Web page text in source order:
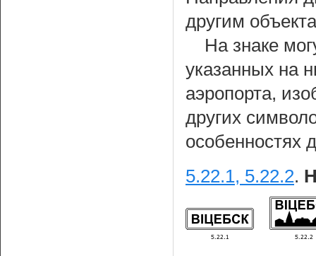
другим
На знаке
указанных на
аэропорта,
других
особенностях
5.22.1, 5.22.2.